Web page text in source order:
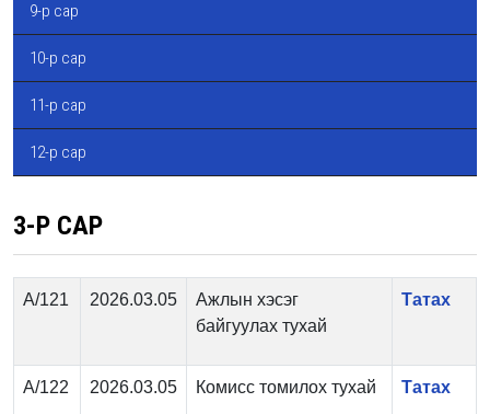
9-р сар
10-р сар
11-р сар
12-р сар
3-Р САР
А/121 2026.03.05
Ажлын хэсэг
байгуулах тухай
Татах
А/122 2026.03.05 Комисс томилох тухай Татах